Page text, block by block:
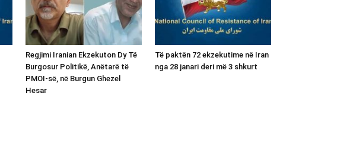
Regjimi Iranian Ekzekuton Dy Të
Burgosur Politikë, Anëtarë të
PMOI-së, në Burgun Ghezel
Hesar
Të paktën 72 ekzekutime në Iran
nga 28 janari deri më 3 shkurt